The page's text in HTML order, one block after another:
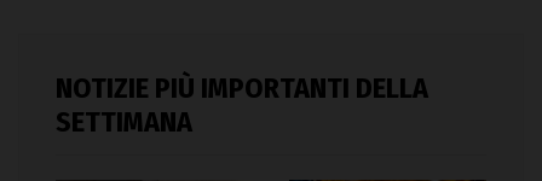
NOTIZIE PIÙ IMPORTANTI DELLA
SETTIMANA